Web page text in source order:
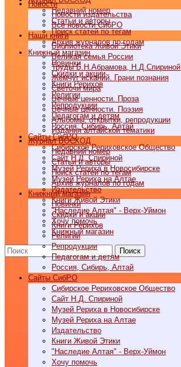
Недавний номер
Статьи и авторы
Поиск статей по тегам
Архив журналов по годам
Книжный магазин
Новинки
Скидки и акции
Книги Рерихов
Религии
Репродукции
Педагогам и детям
Россия, Сибирь, Алтай
Cайты СибРО
Сибирское Рериховское Общество
Сайт Н.Д. Спириной
Музей Рериха в Новосибирске
Музей Рериха на Алтае
Издательство
Книги Живой Этики
"Наследие Алтая" - Верх-Уймон
Хочу помочь
Книжный магазин
Поиск
Новости
Новости издательства
Все новости СибРО
Наши книги
Библиотека Живой Этики
Великая семья России
Труды Б.Н.Абрамова, Н.Д.Спириной
Жемчуг исканий. Грани познания
Светочи мира
Вечные ценности. Проза
Вечные ценности. Поэзия
Альбомы, открытки, репродукции
Издания алтайской тематики
Журнал ВОСХОД
Недавний номер
Статьи и авторы
Поиск статей по тегам
Архив журналов по годам
Книжный магазин
Новинки
Скидки и акции
Книги Рерихов
Религии
Репродукции
Педагогам и детям
Россия, Сибирь, Алтай
Cайты СибРО
Сибирское Рериховское Общество
Сайт Н.Д. Спириной
Музей Рериха в Новосибирске
Музей Рериха на Алтае
Издательство
Книги Живой Этики
"Наследие Алтая" - Верх-Уймон
Хочу помочь